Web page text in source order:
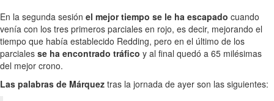
En la segunda sesión el mejor tiempo se le ha escapado cuando
venía con los tres primeros parciales en rojo, es decir, mejorando el
tiempo que había establecido Redding, pero en el último de los
parciales se ha encontrado tráfico y al final quedó a 65 milésimas
del mejor crono.
Las palabras de Márquez tras la jornada de ayer son las siguientes: